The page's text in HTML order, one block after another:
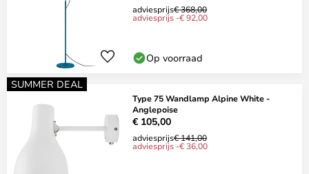
adviesprijs€ 368,00
adviesprijs -€ 92,00
Op voorraad
SUMMER DEAL
Type 75 Wandlamp Alpine White -
Anglepoise
€ 105,00
adviesprijs€ 141,00
adviesprijs -€ 36,00